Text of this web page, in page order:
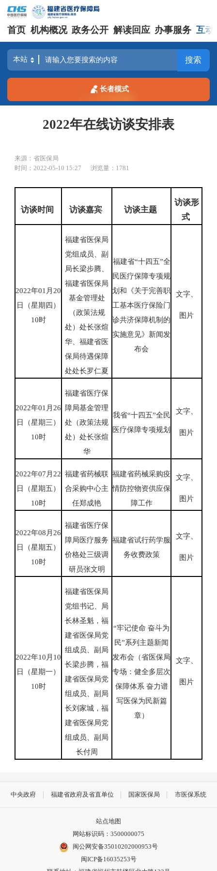
首页 机构概况 政务公开 解读回应 办事服务 互动
搜索
长者模式
2022年在线访谈安排表
来源：省医保局
时间：2022-05-10 15:27
浏览量：1781
访谈时间 访谈嘉宾 访谈主题
访谈形
式
2022年01月20
日（星期四）
10时
福建省医保局
党组成员、副
局长梁步腾、
福建省医保局
基金管理处
（政策法规
处）处长张煊
华、福建省医
保局待遇保障
处处长罗仁夏
福建省“十四五”全
民医疗保障专项规
划和《关于完善职
工基本医疗保险门
诊共济保障机制的
实施意见》新闻发
布会
文字、
图片
2022年01月26
日（星期三）
10时
福建省医疗保
障局基金管理
处（政策法规
处）处长张煊
华
我省“十四五”全民
医疗保障专项规划
文字、
图片
2022年07月22
日（星期五）
10时
福建省药械联
合采购中心主
任郑成艳
福建省药械采购疫
情防控物资供应保
障工作
文字、
图片
2022年08月26
日（星期五）
10时
福建省医疗保
障局医疗服务
价格处三级调
研员张文明
福建省试行药学服
务收费政策
文字、
图片
2022年10月10
日（星期一）
10时
福建省医保局
党组书记、局
长林圣魁，福
建省医保局党
组成员、副局
长梁步腾，福
建省医保局党
组成员、副局
长刘家城，福
建省医保局党
组成员、副局
长付周
“牢记使命 奋斗为
民”系列主题新闻
发布会（省医保局
专场：健全多层次
保障体系 奋力谱
写医保为民新篇
章）
文字、
图片
中央政府 福建省政府及省直单位 国家医保局 市医保系统
站点地图
网站标识码：3500000075
闽公网安备35010202000953号
闽ICP备16035253号